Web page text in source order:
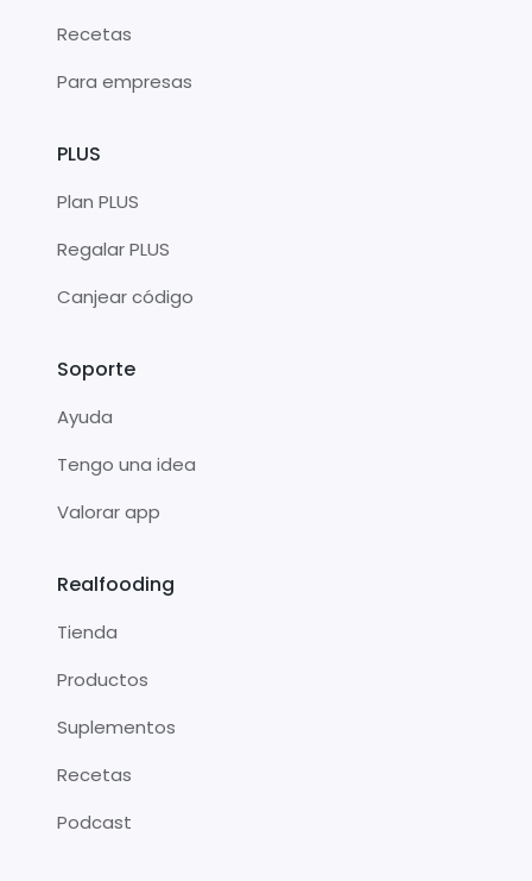
Recetas
Para empresas
PLUS
Plan PLUS
Regalar PLUS
Canjear código
Soporte
Ayuda
Tengo una idea
Valorar app
Realfooding
Tienda
Productos
Suplementos
Recetas
Podcast